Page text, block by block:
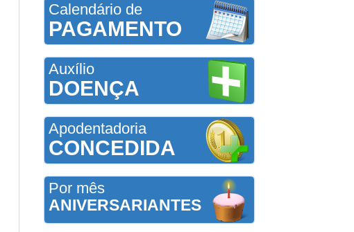
Calendário de
PAGAMENTO
Auxílio
DOENÇA
Apodentadoria
CONCEDIDA
Por mês
ANIVERSARIANTES